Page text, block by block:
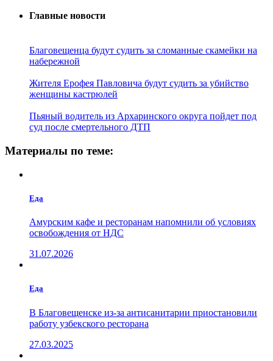
Главные новости
Благовещенца будут судить за сломанные скамейки на
набережной
Жителя Ерофея Павловича будут судить за убийство
женщины кастрюлей
Пьяный водитель из Архаринского округа пойдет под
суд после смертельного ДТП
Материалы по теме:
Еда
Амурским кафе и ресторанам напомнили об условиях
освобождения от НДС
31.07.2026
Еда
В Благовещенске из-за антисанитарии приостановили
работу узбекского ресторана
27.03.2025